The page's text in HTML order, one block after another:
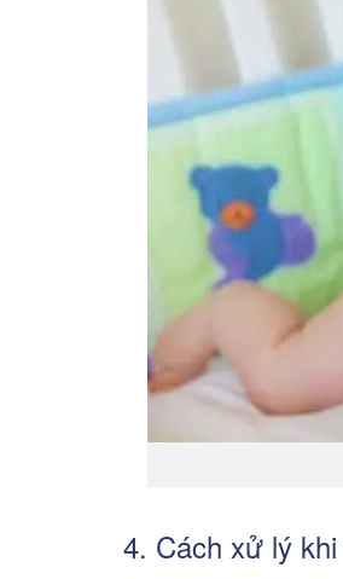
4. Cách xử lý